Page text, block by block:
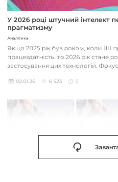
У 2026 році штучний інтелект
прагматизму
Аналітика
Якщо 2025 рік був роком, коли ШІ
працездатність, то 2026 рік стане
застосування цих технологій.
02.01.26 6 523 0